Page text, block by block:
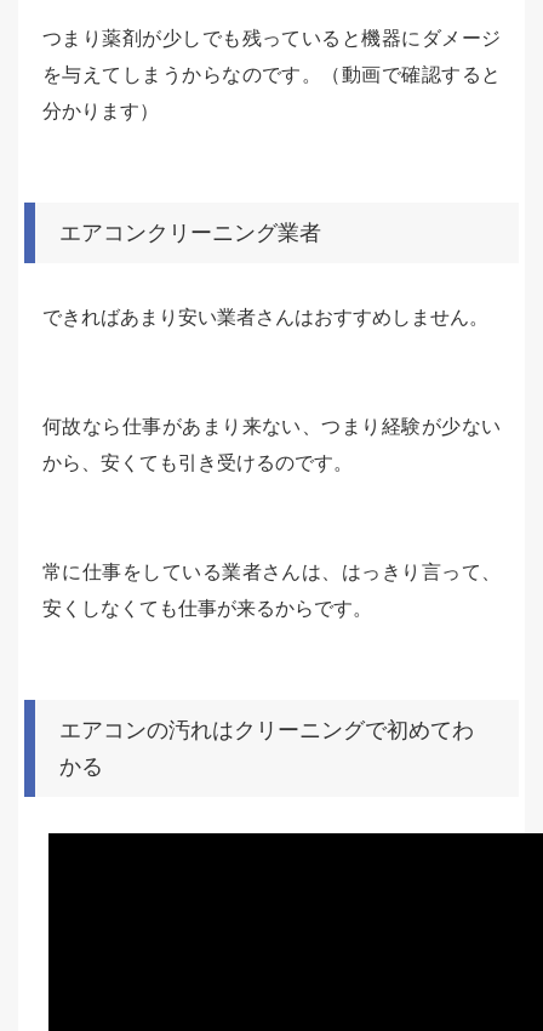
つまり薬剤が少しでも残っていると機器にダメージ
を与えてしまうからなのです。（動画で確認すると
分かります）
エアコンクリーニング業者
できればあまり安い業者さんはおすすめしません。
何故なら仕事があまり来ない、つまり経験が少ない
から、安くても引き受けるのです。
常に仕事をしている業者さんは、はっきり言って、
安くしなくても仕事が来るからです。
エアコンの汚れはクリーニングで初めてわ
かる